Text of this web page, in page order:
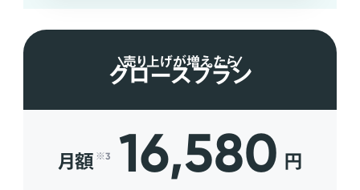
売り上げが増えたら
グロースプラン
月額 ※3 16,580 円